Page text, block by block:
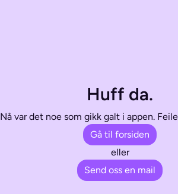
Huff da.
Nå var det noe som gikk galt i appen.
Gå til forsiden
eller
Send oss en mail